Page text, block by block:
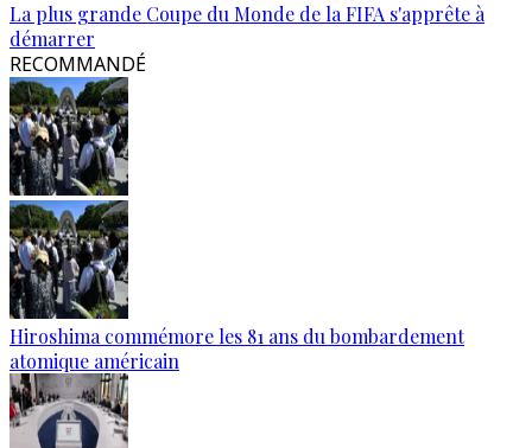
La plus grande Coupe du Monde de la FIFA s'apprête à
démarrer
RECOMMANDÉ
Hiroshima commémore les 81 ans du bombardement
atomique américain